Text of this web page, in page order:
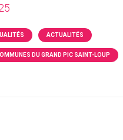
ACTUALITÉS
DU GRAND PIC SAINT-LOUP